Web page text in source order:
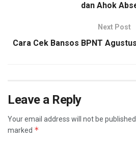
dan Ahok
Next Post
Cara Cek Bansos BPNT
Leave a Reply
Your email address will not be published.
marked *